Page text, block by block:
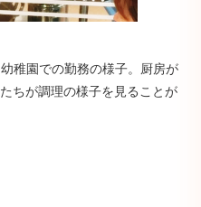
稚園での勤務の様子。厨房が
ちが調理の様子を見ることが